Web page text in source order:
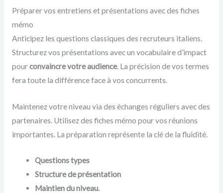
Préparer vos entretiens et présentations avec des fiches
mémo
Anticipez les questions classiques des recruteurs italiens.
Structurez vos présentations avec un vocabulaire d’impact
pourconvaincre votre audience. La précision de vos termes
fera toute la différence face à vos concurrents.
Maintenez votre niveau via des échanges réguliers avec des
partenaires. Utilisez des fiches mémo pour vos réunions
importantes. La préparation représente la clé de la fluidité.
Questions types
Structure de présentation
Maintien du niveau.